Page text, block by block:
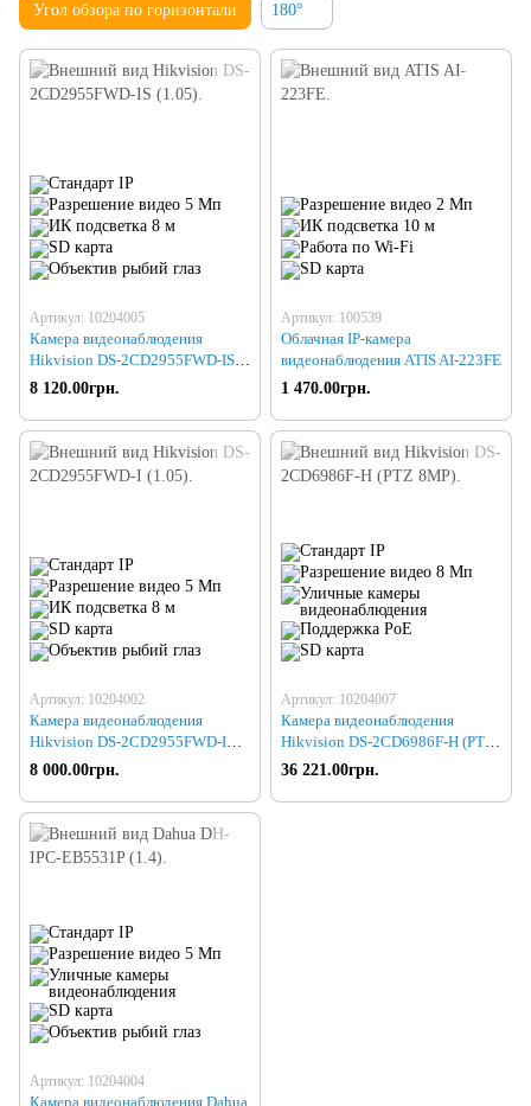
Угол обзора по горизонтали 180°
Артикул: 10204005
Камера видеонаблюдения
Hikvision DS-2CD2955FWD-IS
(1.05)
8 120.00грн.
Артикул: 100539
Облачная IP-камера
видеонаблюдения ATIS AI-223FE
1 470.00грн.
Артикул: 10204002
Камера видеонаблюдения
Hikvision DS-2CD2955FWD-I
(1.05)
8 000.00грн.
Артикул: 10204007
Камера видеонаблюдения
Hikvision DS-2CD6986F-H (PTZ
8MP)
36 221.00грн.
Артикул: 10204004
Камера видеонаблюдения Dahua